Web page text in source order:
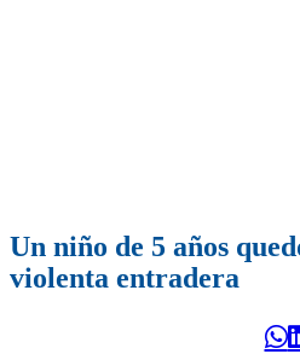
Un niño de 5 años
violenta entradera